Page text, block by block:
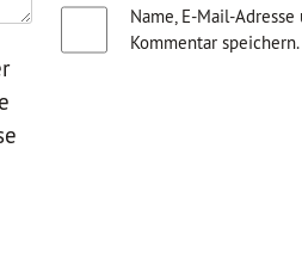
Name, E-Mail-
Kommentar speichern.